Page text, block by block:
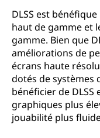
DLSS est
haut de gamme et
gamme. Bien que
améliorations de
écrans haute
dotés de systèmes
bénéficier de
graphiques plus
jouabilité plus